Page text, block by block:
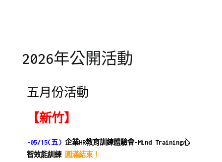
2026年公開活動
on
動
五月份活動
【新竹】
-05/15(五) 企業HR教育訓練體驗會-Mind Training心
智效能訓練 圓滿結束！